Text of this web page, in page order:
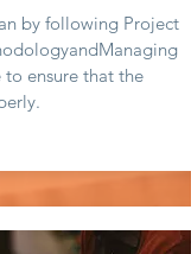
by following Project
ensure that the